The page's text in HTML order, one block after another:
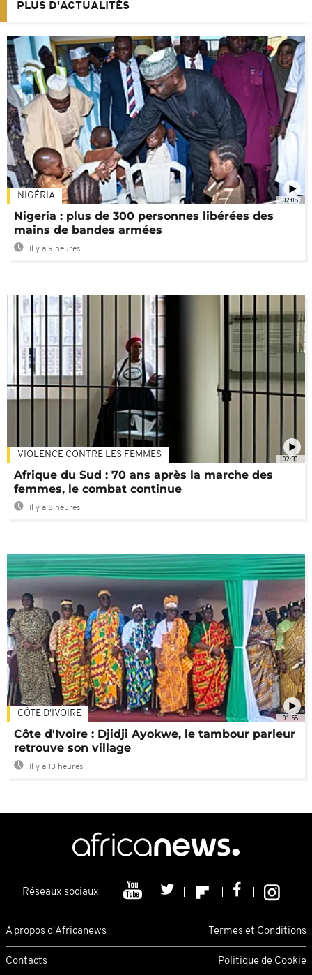
PLUS D'ACTUALITÉS
02:08
NIGÉRIA
Nigeria : plus de 300 personnes libérées des
mains de bandes armées
Il y a 9 heures
02:30
VIOLENCE CONTRE LES FEMMES
Afrique du Sud : 70 ans après la marche des
femmes, le combat continue
Il y a 8 heures
01:58
CÔTE D'IVOIRE
Côte d'Ivoire : Djidji Ayokwe, le tambour parleur
retrouve son village
Il y a 13 heures
Réseaux sociaux
A propos d'Africanews Termes et Conditions
Contacts Politique de Cookie